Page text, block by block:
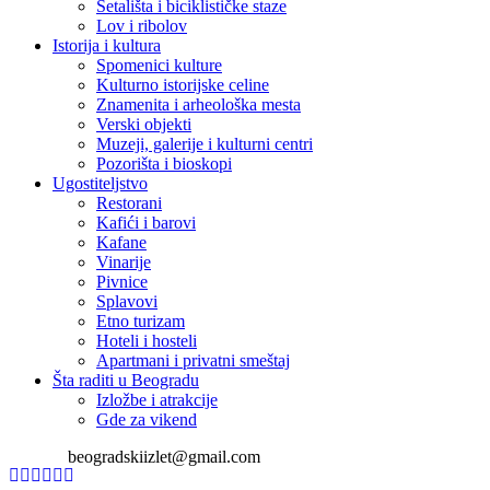
Šetališta i biciklističke staze
Lov i ribolov
Istorija i kultura
Spomenici kulture
Kulturno istorijske celine
Znamenita i arheološka mesta
Verski objekti
Muzeji, galerije i kulturni centri
Pozorišta i bioskopi
Ugostiteljstvo
Restorani
Kafići i barovi
Kafane
Vinarije
Pivnice
Splavovi
Etno turizam
Hoteli i hosteli
Apartmani i privatni smeštaj
Šta raditi u Beogradu
Izložbe i atrakcije
Gde za vikend
beogradskiizlet@gmail.com